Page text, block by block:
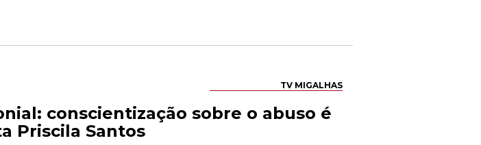
TV MIGALHAS
conscientização sobre o abuso é
Priscila Santos